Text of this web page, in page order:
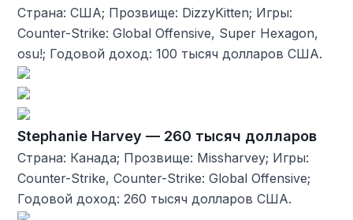
Страна: США; Прозвище: DizzyKitten; Игры:
Counter-Strike: Global Offensive, Super Hexagon,
osu!; Годовой доход: 100 тысяч долларов США.
Stephanie Harvey — 260 тысяч долларов
Страна: Канада; Прозвище: Missharvey; Игры:
Counter-Strike, Counter-Strike: Global Offensive;
Годовой доход: 260 тысяч долларов США.